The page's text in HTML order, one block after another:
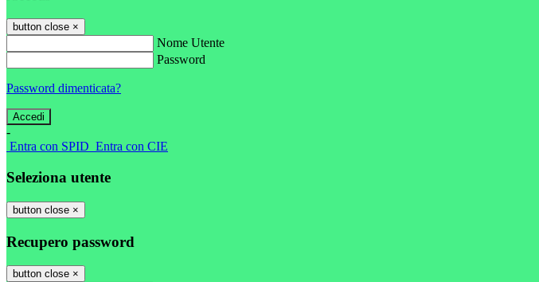
button close ×
Nome Utente
Password
Password dimenticata?
-
Entra con SPID Entra con CIE
Seleziona utente
button close ×
Recupero password
button close ×